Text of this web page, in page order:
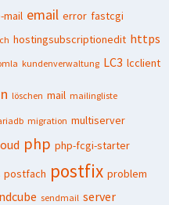
mail email error fastcgi
hostingsubscriptionedit https
kundenverwaltung LC3 lcclient
löschen mail mailingliste
migration multiserver
php php-fcgi-starter
postfach postfix problem
sendmail server